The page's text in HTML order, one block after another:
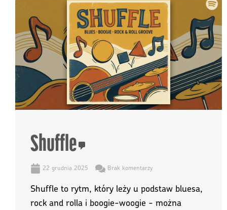
Shuffle
22 grudnia 2025 Brak komentarzy
Shuffle to rytm, który leży u podstaw bluesa,
rock and rolla i boogie-woogie - można